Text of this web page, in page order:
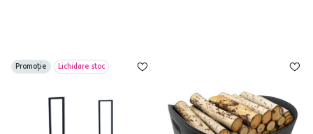
Promoție Lichidare stoc